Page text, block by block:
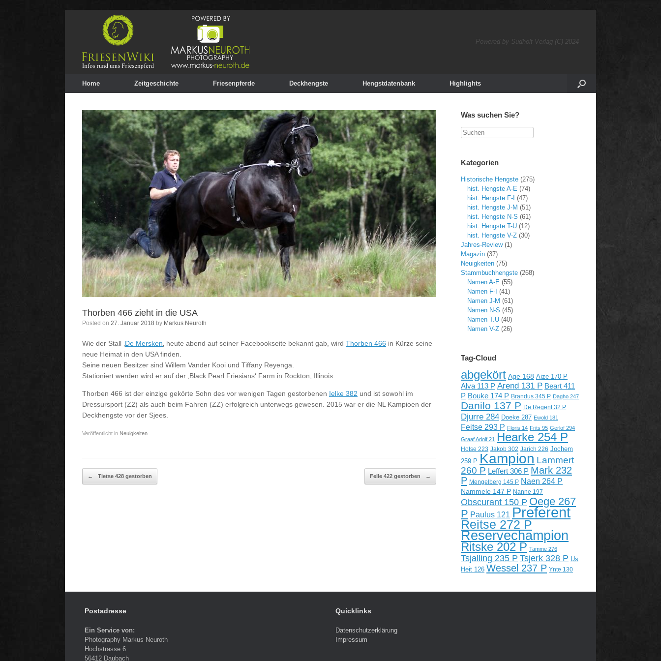
Powered by Sudholt Verlag (C) 2024
Home Zeitgeschichte Friesenpferde Deckhengste Hengstdatenbank Highlights
Thorben 466 zieht in die USA
Posted on 27. Januar 2018 by Markus Neuroth
Wie der Stall ‚ De Mersken ‚ heute abend auf seiner Facebookseite bekannt gab, wird Thorben 466 in Kürze seine
neue Heimat in den USA finden.
Seine neuen Besitzer sind Willem Vander Kooi und Tiffany Reyenga.
Stationiert werden wird er auf der ‚Black Pearl Friesians‘ Farm in Rockton, Illinois.
Thorben 466 ist der einzige gekörte Sohn des vor wenigen Tagen gestorbenen Ielke 382 und ist sowohl im
Dressursport (Z2) als auch beim Fahren (ZZ) erfolgreich unterwegs gewesen. 2015 war er die NL Kampioen der
Deckhengste vor der Sjees.
Veröffentlicht in Neuigkeiten
Beitragsnavigation
← Tietse 428 gestorben Felle 422 gestorben →
Was suchen Sie?
Suchen
Kategorien
Historische Hengste (275)
hist. Hengste A-E (74)
hist. Hengste F-I (47)
hist. Hengste J-M (51)
hist. Hengste N-S (61)
hist. Hengste T-U (12)
hist. Hengste V-Z (30)
Jahres-Review(1)
Magazin (37)
Neuigkeiten (75)
Stammbuchhengste (268)
Namen A-E (55)
Namen F-I (41)
Namen J-M (61)
Namen N-S (45)
Namen T.U (40)
Namen V-Z (26)
Tag-Cloud
abgekört Age 168 Aize 170 P
Alva 113 P Arend 131 P Beart 411
P Bouke 174 P Brandus 345 P Dagho 247
Danilo 137 P De Regent 32 P
Djurre 284 Doeke 287 Ewold 181
Feitse 293 P Floris 14 Frits 95 Gerlof 294
Graaf Adolf 21
Hearke 254 P
Hotse 223 Jakob 302 Jarich 226 Jochem
259 P Kampion Lammert
260 P Leffert 306 P Mark 232
P Mengelberg 145 P Naen 264 P
Nammele 147 P Nanne 197
Obscurant 150 P Oege 267
P Paulus 121 Preferent
Reitse 272 P
Reservechampion
Ritske 202 P Tamme 276
Tsjalling 235 P Tsjerk 328 P Us
Heit 126 Wessel 237 P Ynte 130
Postadresse
Ein Service von:
Photography Markus Neuroth
Hochstrasse 6
56412 Daubach
Quicklinks
Datenschutzerklärung
Impressum